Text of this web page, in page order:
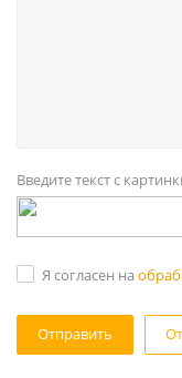
Введите текст с
Я согласен на